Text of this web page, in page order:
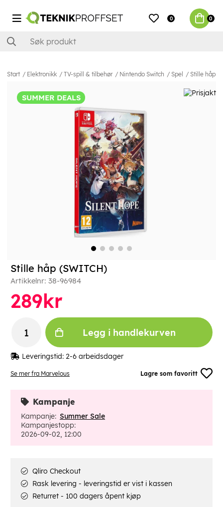
0 0
Start Elektronikk TV-spill & tilbehør Nintendo Switch Spel Stille håp
SUMMER DEALS
Se mer fra Marvelous Lagre som favoritt
Stille håp (SWITCH)
Artikkelnr: 38-96984
289kr
Legg i handlekurven
Leveringstid: 2-6 arbeidsdager
Kampanje
Kampanje: Summer Sale
Kampanjestopp:
2026-09-02, 12:00
Qliro Checkout
Rask levering - leveringstid er vist i kassen
Returret - 100 dagers åpent kjøp